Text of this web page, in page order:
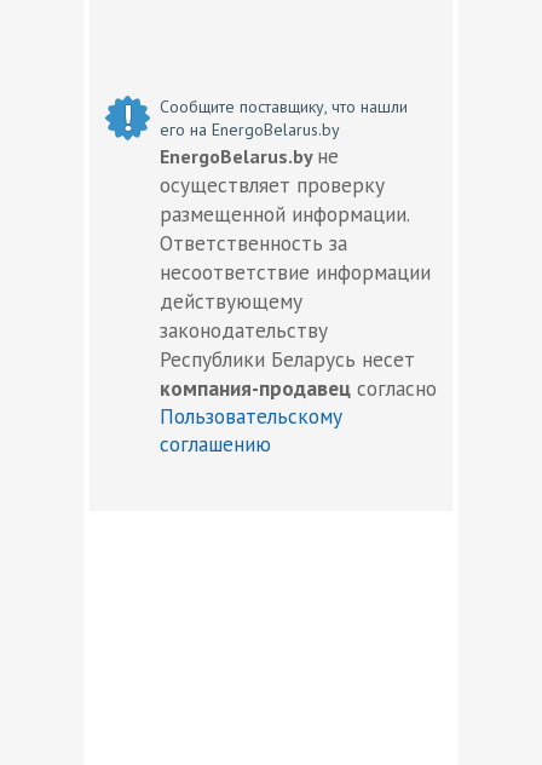
Сообщите поставщику, что нашли
его на EnergoBelarus.by
EnergoBelarus.by не
осуществляет проверку
размещенной информации.
Ответственность за
несоответствие информации
действующему
законодательству
Республики Беларусь несет
компания-продавец согласно
Пользовательскому
соглашению